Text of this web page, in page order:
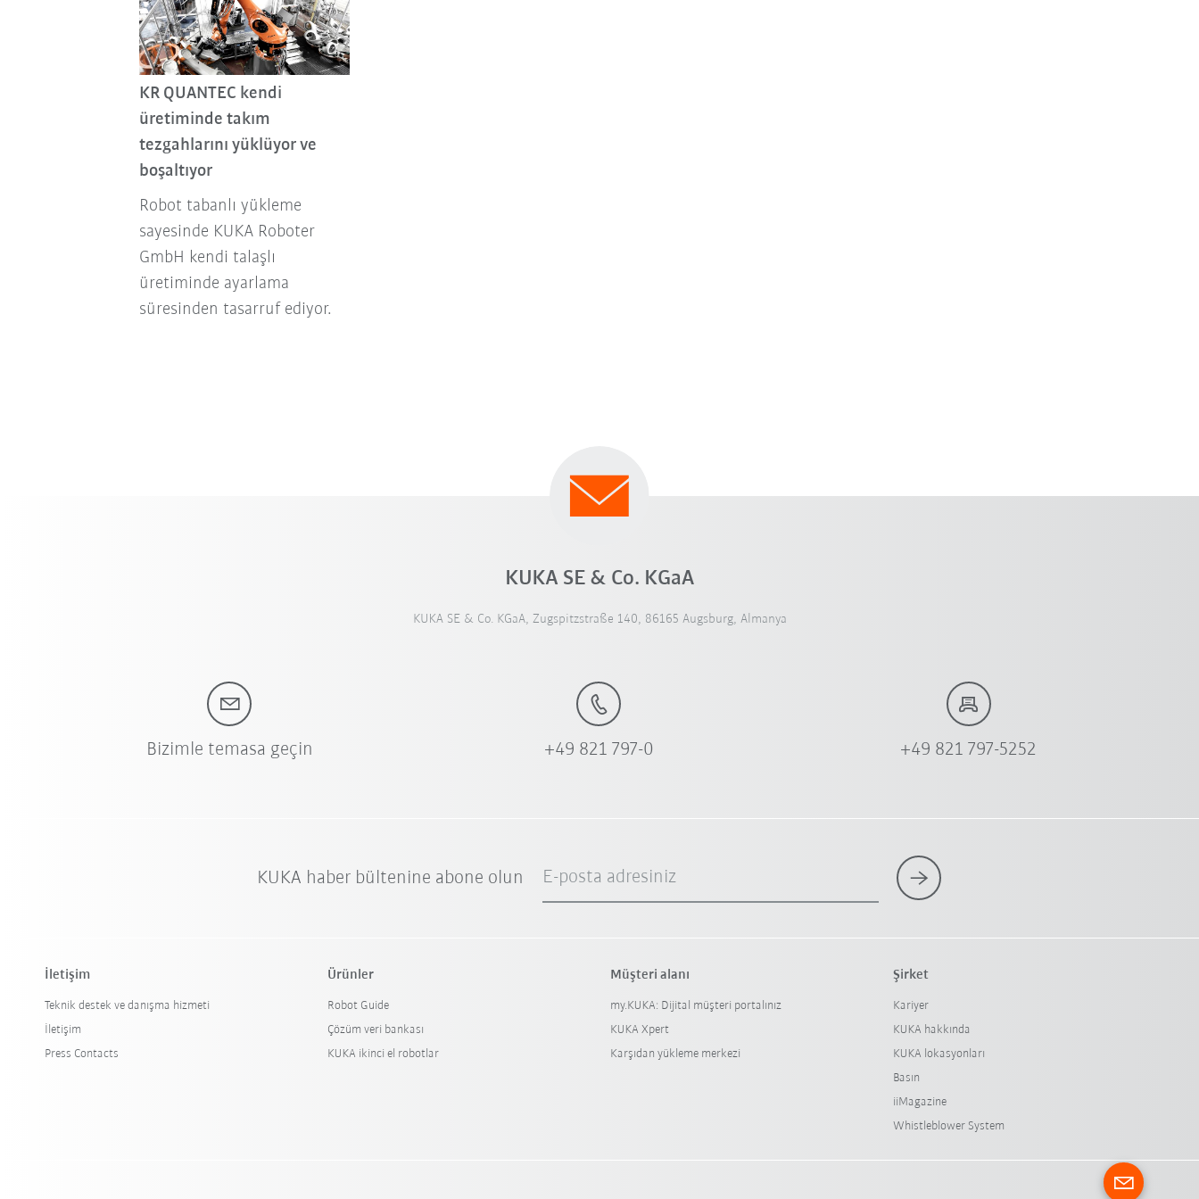
KR QUANTEC kendi
üretiminde takım
tezgahlarını yüklüyor ve
boşaltıyor
Robot tabanlı yükleme
sayesinde KUKA Roboter
GmbH kendi talaşlı
üretiminde ayarlama
süresinden tasarruf ediyor.
KUKA SE & Co. KGaA
KUKA SE & Co. KGaA, Zugspitzstraße 140, 86165 Augsburg, Almanya
Bizimle temasa geçin +49 821 797-0 +49 821 797-5252
KUKA haber bültenine abone olun E-posta adresiniz
İletişim
Teknik destek ve danışma hizmeti
İletişim
Press Contacts
Ürünler
Robot Guide
Çözüm veri bankası
KUKA ikinci el robotlar
Müşteri alanı
my.KUKA: Dijital müşteri portalınız
KUKA Xpert
Karşıdan yükleme merkezi
Şirket
Kariyer
KUKA hakkında
KUKA lokasyonları
Basın
iiMagazine
Whistleblower System